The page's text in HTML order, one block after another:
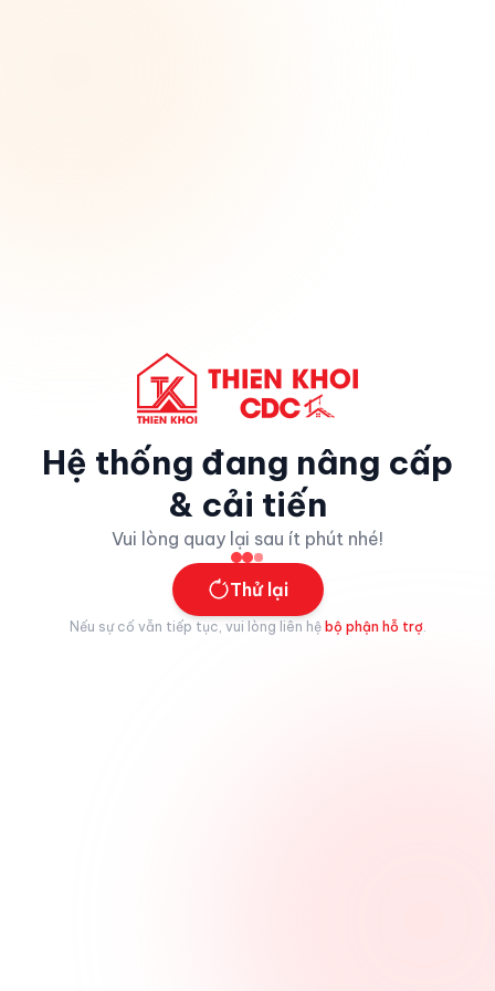
Hệ thống đang nâng cấp
& cải tiến
Vui lòng quay lại sau ít phút nhé!
Thử lại
Nếu sự cố vẫn tiếp tục, vui lòng liên hệ bộ phận hỗ trợ.